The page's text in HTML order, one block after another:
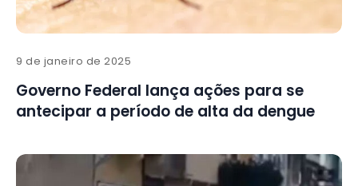
9 de janeiro de 2025
Governo Federal lança ações para se
antecipar a período de alta da dengue